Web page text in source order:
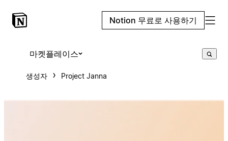
Notion 무료로 사용하기
마켓플레이스
생성자 Project Janna